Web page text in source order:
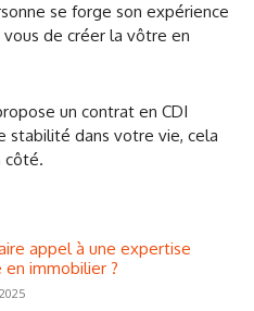
se forge son expérience
de créer la vôtre en
un contrat en CDI
stabilité dans votre vie, cela
côté.
appel à une expertise
en immobilier ?